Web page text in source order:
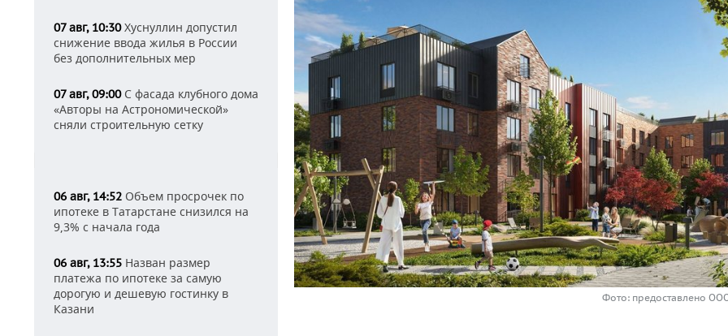
07 авг, 10:30Хуснуллин допустил
снижение ввода жилья в России
без дополнительных мер
07 авг, 09:00С фасада клубного дома
«Авторы на Астрономической»
сняли строительную сетку
06 авг, 14:52 Объем просрочек по
ипотеке в Татарстане снизился на
9,3% с начала года
06 авг, 13:55 Назван размер
платежа по ипотеке за самую
дорогую и дешевую гостинку в
Казани
Фото: предоставлено ООО